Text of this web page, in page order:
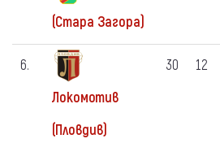
(Стара Загора)
6.
Локомотив
(Пловдив)
30 12